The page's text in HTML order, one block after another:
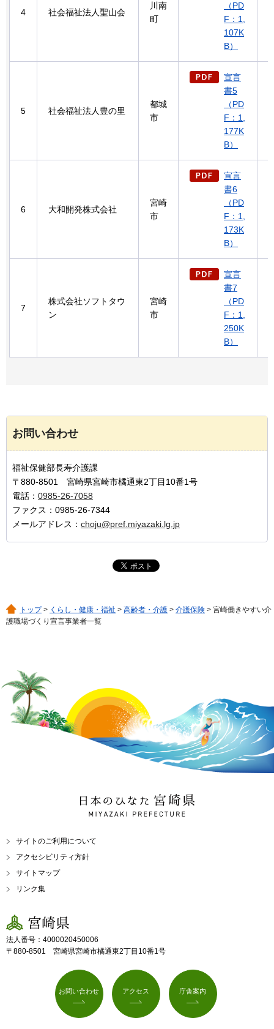
4 社会福祉法人聖山会
川南
町
（PD
F：1,
107K
B）
5 社会福祉法人豊の里
都城
市
宣言
書5
（PD
F：1,
177K
B）
6 大和開発株式会社
宮崎
市
宣言
書6
（PD
F：1,
173K
B）
7
株式会社ソフトタウ
ン
宮崎
市
宣言
書7
（PD
F：1,
250K
B）
お問い合わせ
福祉保健部長寿介護課
〒880-8501 宮崎県宮崎市橘通東2丁目10番1号
電話： 0985-26-7058
ファクス：0985-26-7344
メールアドレス： choju@pref.miyazaki.lg.jp
トップ> くらし・健康・福祉 > 高齢者・介護 > 介護保険 > 宮崎働きやすい介
護職場づくり宣言事業者一覧
日本のひなた 宮崎県
MIYAZAKI PREFECTURE
サイトのご利用について
アクセシビリティ方針
サイトマップ
リンク集
宮崎県
法人番号：4000020450006
〒880-8501 宮崎県宮崎市橘通東2丁目10番1号
お問い合わせ アクセス 庁舎案内